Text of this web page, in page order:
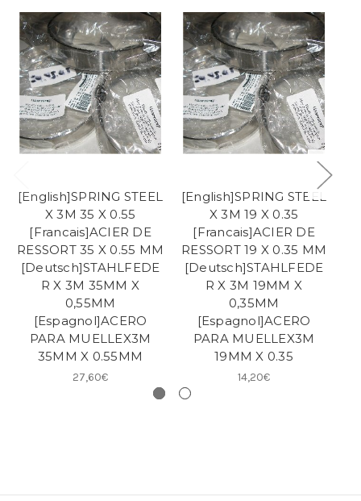
[English]SPRING STEEL
X 3M 35 X 0.55
[Francais]ACIER DE
RESSORT 35 X 0.55 MM
[Deutsch]STAHLFEDE
R X 3M 35MM X
0,55MM
[Espagnol]ACERO
PARA MUELLEX3M
35MM X 0.55MM
27,60€
[English]SPRING STEEL
X 3M 19 X 0.35
[Francais]ACIER DE
RESSORT 19 X 0.35 MM
[Deutsch]STAHLFEDE
R X 3M 19MM X
0,35MM
[Espagnol]ACERO
PARA MUELLEX3M
19MM X 0.35
14,20€